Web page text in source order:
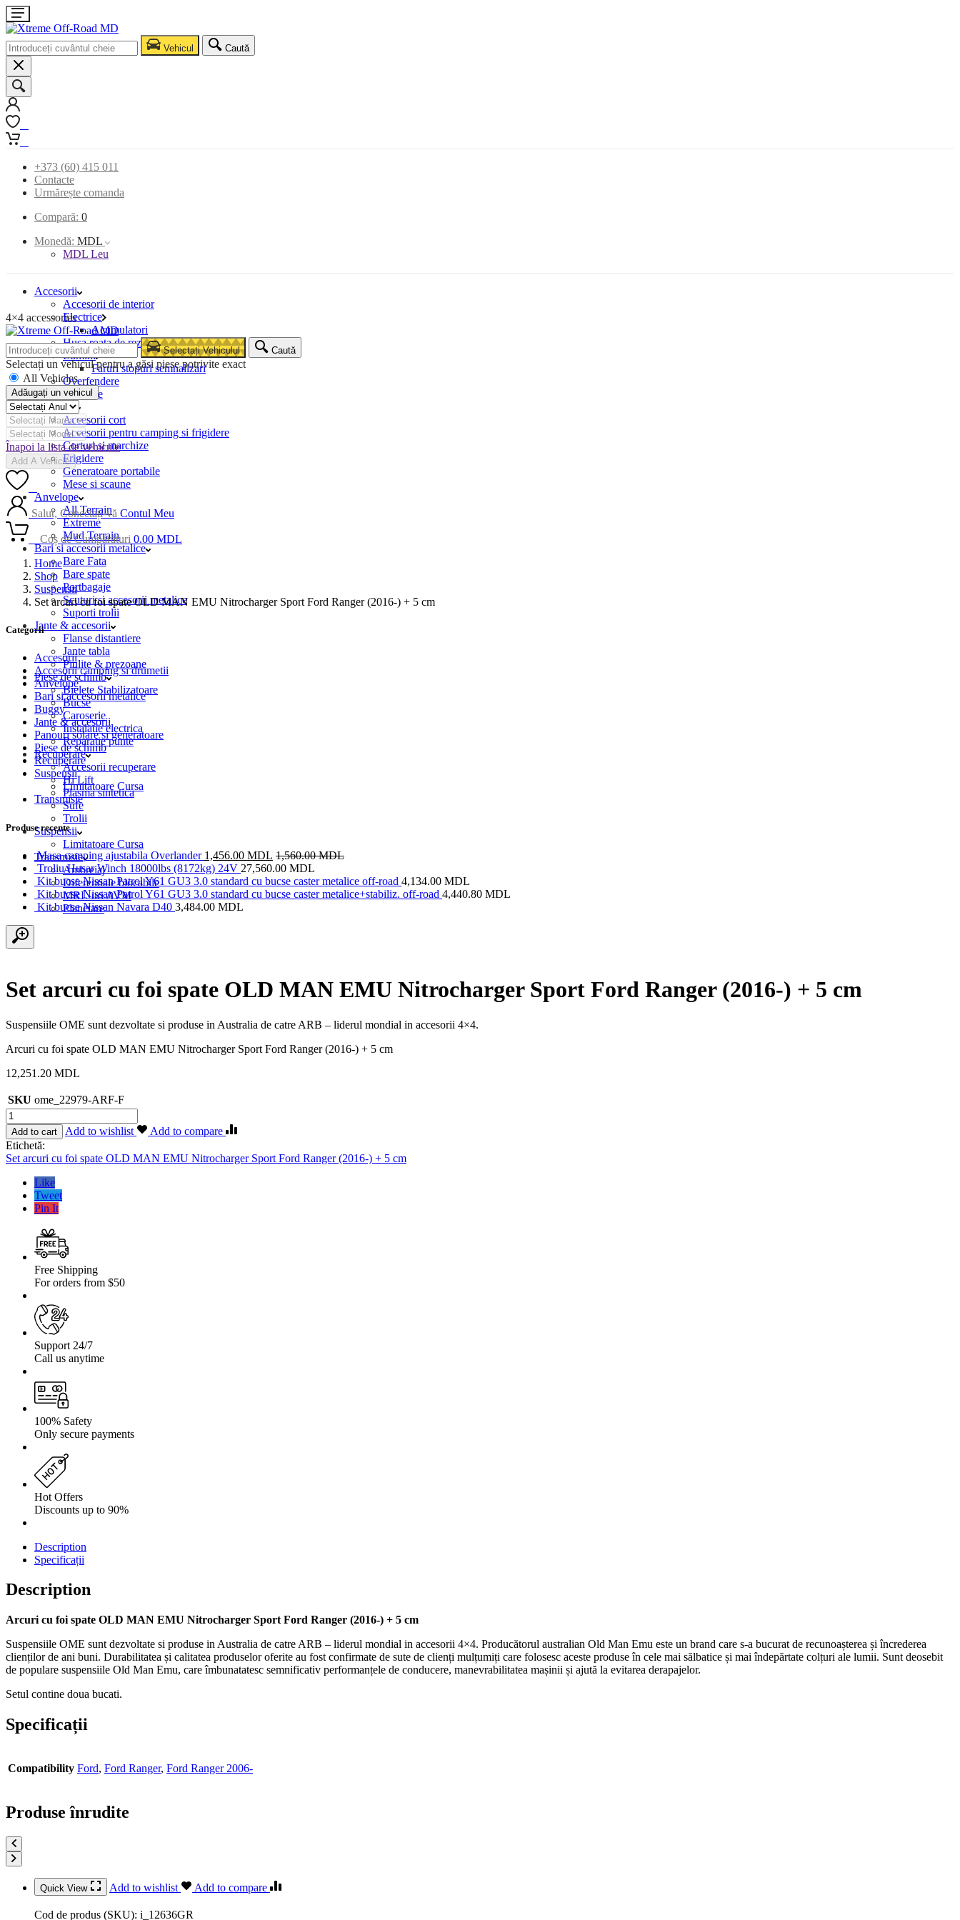
Vehicul Caută
+373 (60) 415 011
Contacte
Urmărește comanda
Compară: 0
Monedă: MDL
MDL Leu
Accesorii
Accesorii de interior
Electrice
Acumulatori
Husa roata de rezerva
Lumini
Faruri stopuri semnalizari
Overfendere
Snorkele
Camping
Accesorii cort
Accesorii pentru camping si frigidere
Corturi si marchize
Frigidere
Generatoare portabile
Mese si scaune
Anvelope
All Terrain
Extreme
Mud Terrain
Bari si accesorii metalice
Bare Fata
Bare spate
Portbagaje
Scuturi si accesorii metalice
Suporti trolii
Jante & accesorii
Flanse distantiere
Jante tabla
Piulite & prezoane
Piese de schimb
Bielete Stabilizatoare
Bucse
Caroserie
Instalatie electrica
Reparatie punte
Recuperare
Accesorii recuperare
Hi Lift
Plasma sintetica
Sufe
Trolii
Suspensii
Limitatoare Cursa
Transmisie
Ambreiaj
Diferentiale blocabile
MRL-uri AVM
Planetare
4×4 accessories
Selectați Vehiculul Caută
Selectați un vehicul pentru a găsi piese potrivite exact
All Vehicles
Adăugați un vehicul
Înapoi la lista de vehicule
Add A Vehicle
Salut, Conectați-vă Contul Meu
Coș de Cumpărături 0.00 MDL
Home
Shop
Suspensii
Set arcuri cu foi spate OLD MAN EMU Nitrocharger Sport Ford Ranger (2016-) + 5 cm
Categorii
Accesorii
Accesorii camping si drumetii
Anvelope
Bari si accesorii metalice
Buggy
Jante & accesorii
Panouri solare si generatoare
Piese de schimb
Recuperare
Suspensii
Limitatoare Cursa
Transmisie
Produse recente
Masa camping ajustabila Overlander 1,456.00 MDL 1,560.00MDL
Troliu Husar Winch 18000lbs (8172kg) 24V 27,560.00 MDL
Kit bucse Nissan Patrol Y61 GU3 3.0 standard cu bucse caster metalice off-road 4,134.00 MDL
Kit bucse Nissan Patrol Y61 GU3 3.0 standard cu bucse caster metalice+stabiliz. off-road 4,440.80 MDL
Kit bucse Nissan Navara D40 3,484.00 MDL
Set arcuri cu foi spate OLD MAN EMU Nitrocharger Sport Ford Ranger (2016-) + 5 cm
Suspensiile OME sunt dezvoltate si produse in Australia de catre ARB – liderul mondial in accesorii 4×4.
Arcuri cu foi spate OLD MAN EMU Nitrocharger Sport Ford Ranger (2016-) + 5 cm
12,251.20 MDL
SKU ome_22979-ARF-F
Cantitate
Set
arcuri
cu
foi
Nitrocharger
Ford
Ranger
(2016-)
Add to cart Add to wishlist
Add to compare
Etichetă:
Set arcuri cu foi spate OLD MAN EMU Nitrocharger Sport Ford Ranger (2016-) + 5 cm
Like
Tweet
Pin It
Free Shipping
For orders from $50
Support 24/7
Call us anytime
100% Safety
Only secure payments
Hot Offers
Discounts up to 90%
Description
Specificații
Description
Arcuri cu foi spate OLD MAN EMU Nitrocharger Sport Ford Ranger (2016-) + 5 cm
Suspensiile OME sunt dezvoltate si produse in Australia de catre ARB – liderul mondial in accesorii 4×4. Producătorul australian Old Man Emu este un brand care s-a bucurat de recunoașterea și încrederea
clienților de ani buni. Durabilitatea și calitatea produselor oferite au fost confirmate de sute de clienți mulțumiți care folosesc aceste produse în cele mai sălbatice și mai îndepărtate colțuri ale lumii. Sunt deosebit
de populare suspensiile Old Man Emu, care îmbunatatesc semnificativ performanțele de conducere, manevrabilitatea mașinii și ajută la evitarea derapajelor.
Setul contine doua bucati.
Specificații
Compatibility Ford, Ford Ranger, Ford Ranger 2006-
Produse înrudite
Quick View Add to wishlist Add to compare
Cod de produs (SKU): i_12636GR